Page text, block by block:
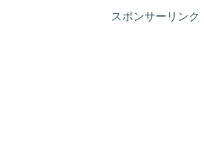
スポンサーリンク